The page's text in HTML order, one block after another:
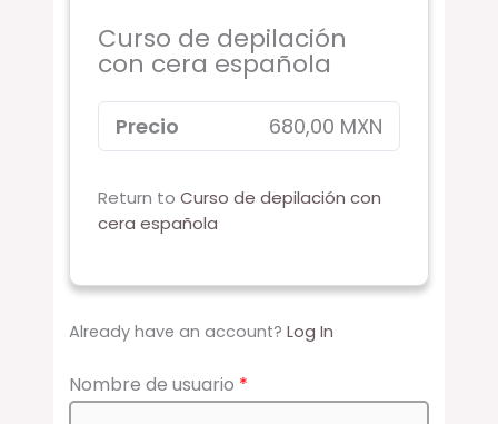
Curso de depilación
con cera española
Precio 680,00 MXN
Return toCurso de depilación con
cera española
Already have an account?Log In
Nombre de usuario *